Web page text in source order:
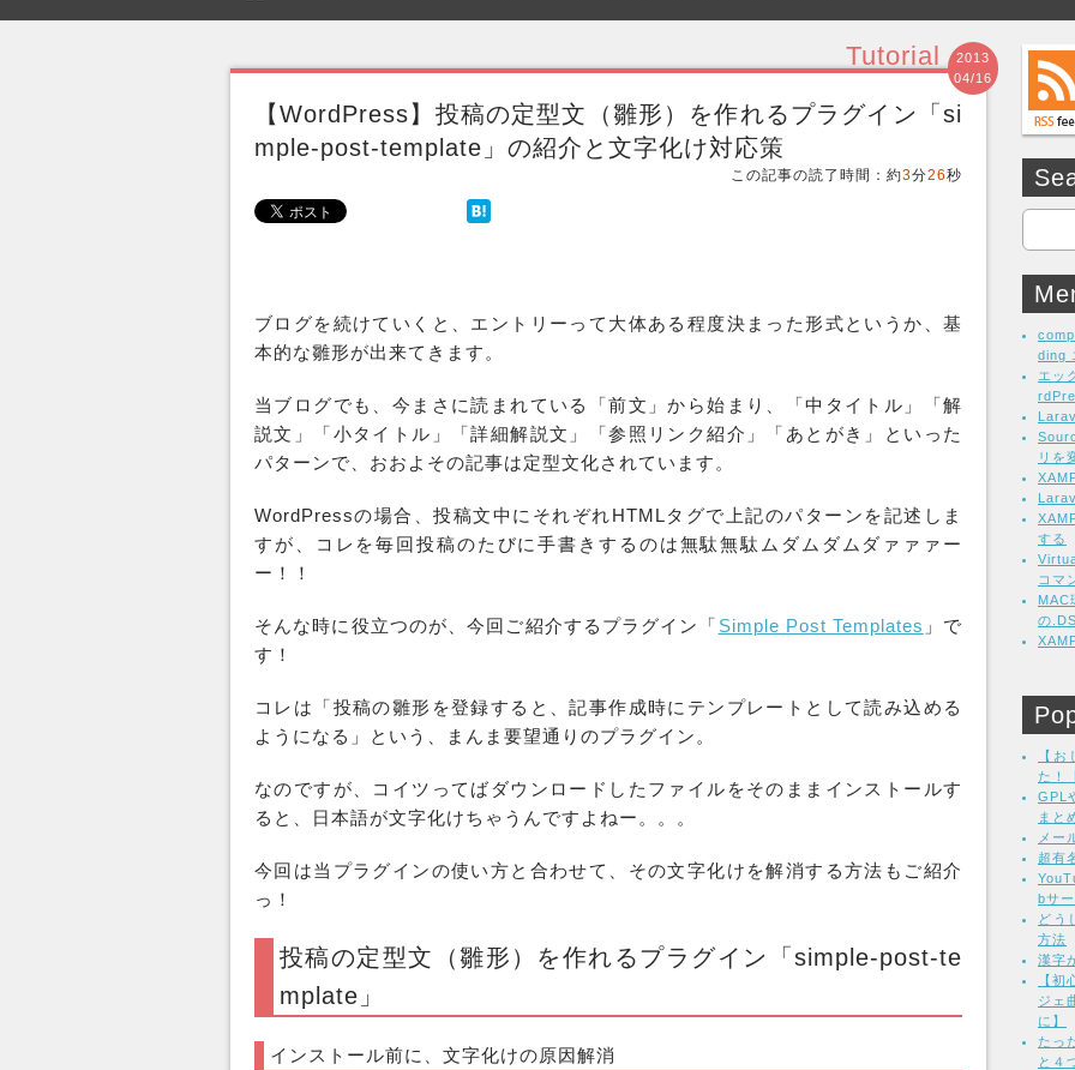
Tutorial
2013
04/16
【WordPress】投稿の定型文（雛形）を作れるプラグイン「si
mple-post-template」の紹介と文字化け対応策
この記事の読了時間：約3分26秒
ブログを続けていくと、エントリーって大体ある程度決まった形式というか、基
本的な雛形が出来てきます。
当ブログでも、今まさに読まれている「前文」から始まり、「中タイトル」「解
説文」「小タイトル」「詳細解説文」「参照リンク紹介」「あとがき」といった
パターンで、おおよその記事は定型文化されています。
WordPressの場合、投稿文中にそれぞれHTMLタグで上記のパターンを記述しま
すが、コレを毎回投稿のたびに手書きするのは無駄無駄ムダムダムダァァァー
ー！！
そんな時に役立つのが、今回ご紹介する プラグイン 「 Simple Post Templates 」で
す！
コレは「投稿の雛形 を登録すると、記事作成時にテンプレートとして読み込める
ようになる」という、まんま要望通りのプラグイン 。
なのですが、コイツってばダウンロードしたファイルをそのままインストールす
ると、日本語が文字化けちゃうんですよねー。。。
今回は当 プラグインの使い方と合わせて、その文字化け を解消する方法もご紹介
っ！
投稿の定型文（雛形）を作れるプラグイン「simple-post-te
mplate」
インストール前に、文字化けの原因解消
ding
エッ
リを
する
コマ
MAC
の
【
た！
GPL
まと
メー
超有
bサ
どう
方法
漢字
【
ジェ
に】
たっ
と４